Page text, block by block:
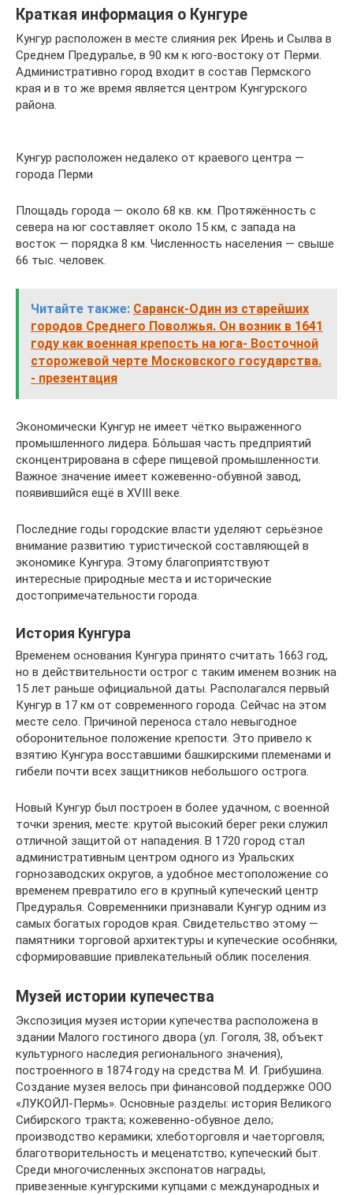
Краткая информация о Кунгуре
Кунгур расположен в месте слияния рек Ирень и Сылва в
Среднем Предуралье, в 90 км к юго-востоку от Перми.
Административно город входит в состав Пермского
края и в то же время является центром Кунгурского
района.
Кунгур расположен недалеко от краевого центра —
города Перми
Площадь города — около 68 кв. км. Протяжённость с
севера на юг составляет около 15 км, с запада на
восток — порядка 8 км. Численность населения — свыше
66 тыс. человек.
Читайте также: Саранск-Один из старейших
городов Среднего Поволжья. Он возник в 1641
году как военная крепость на юга- Восточной
сторожевой черте Московского государства.
- презентация
Экономически Кунгур не имеет чётко выраженного
промышленного лидера. Бо́льшая часть предприятий
сконцентрирована в сфере пищевой промышленности.
Важное значение имеет кожевенно-обувной завод,
появившийся ещё в XVIII веке.
Последние годы городские власти уделяют серьёзное
внимание развитию туристической составляющей в
экономике Кунгура. Этому благоприятствуют
интересные природные места и исторические
достопримечательности города.
История Кунгура
Временем основания Кунгура принято считать 1663 год,
но в действительности острог с таким именем возник на
15 лет раньше официальной даты. Располагался первый
Кунгур в 17 км от современного города. Сейчас на этом
месте село. Причиной переноса стало невыгодное
оборонительное положение крепости. Это привело к
взятию Кунгура восставшими башкирскими племенами и
гибели почти всех защитников небольшого острога.
Новый Кунгур был построен в более удачном, с военной
точки зрения, месте: крутой высокий берег реки служил
отличной защитой от нападения. В 1720 город стал
административным центром одного из Уральских
горнозаводских округов, а удобное местоположение со
временем превратило его в крупный купеческий центр
Предуралья. Современники признавали Кунгур одним из
самых богатых городов края. Свидетельство этому —
памятники торговой архитектуры и купеческие особняки,
сформировавшие привлекательный облик поселения.
Музей истории купечества
Экспозиция музея истории купечества расположена в
здании Малого гостиного двора (ул. Гоголя, 38, объект
культурного наследия регионального значения),
построенного в 1874 году на средства М. И. Грибушина.
Создание музея велось при финансовой поддержке ООО
«ЛУКОЙЛ-Пермь». Основные разделы: история Великого
Сибирского тракта; кожевенно-обувное дело;
производство керамики; хлеботорговля и чаеторговля;
благотворительность и меценатство; купеческий быт.
Среди многочисленных экспонатов награды,
привезенные кунгурскими купцами с международных и